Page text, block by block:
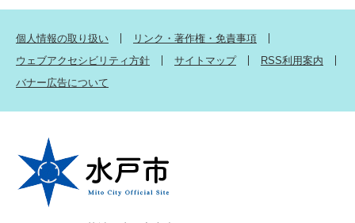
個人情報の取り扱い
リンク・著作権・免責事項
ウェブアクセシビリティ方針
サイトマップ
RSS利用案内
バナー広告について